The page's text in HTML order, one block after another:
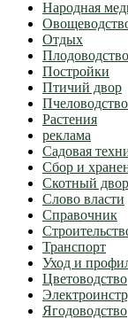
Народная
Отдых
Плодоводство
Постройки
Птичий двор
Пчеловодство
Растения
реклама
Садовая
Сбор и
Скотный двор
Слово власти
Справочник
Транспорт
Уход и
Цветоводство
Ягодоводство